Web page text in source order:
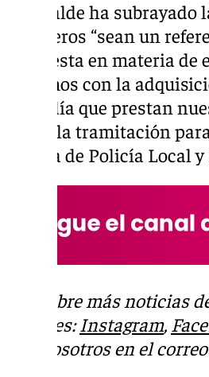
El alcalde ha
Bomberos “sean un
respuesta en materia
llegamos con la
día a día que prestan
inicia la tramitación
la flota de Policía Local
Descubre más noticias
sociales: Instagram,
con nosotros en el correo